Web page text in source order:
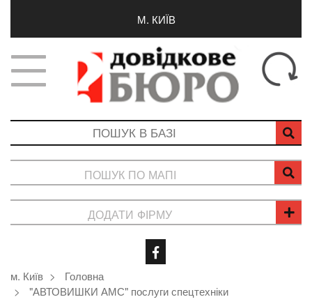
М. КИЇВ
ПОШУК ПО МАПІ
ДОДАТИ ФІРМУ
м. Київ
Головна
"АВТОВИШКИ АМС" послуги спецтехніки